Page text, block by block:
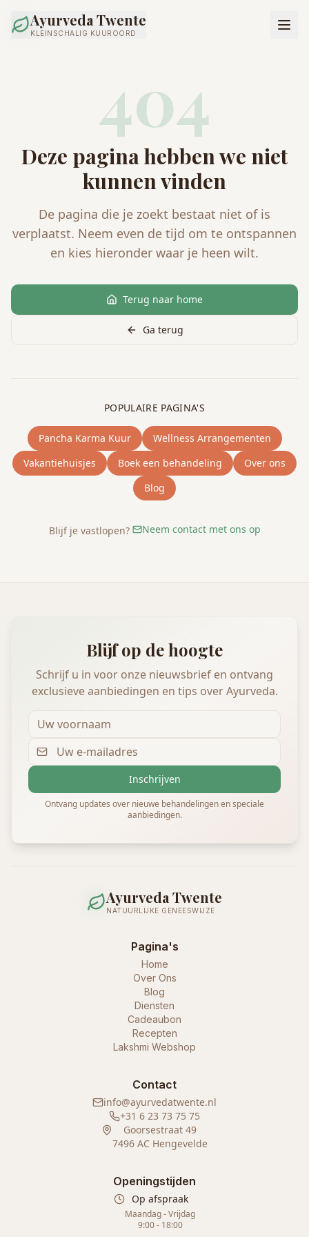
Ayurveda Twente
KLEINSCHALIG KUUROORD
404
Deze pagina hebben we niet
kunnen vinden
De pagina die je zoekt bestaat niet of is
verplaatst. Neem even de tijd om te ontspannen
en kies hieronder waar je heen wilt.
Terug naar home
Ga terug
POPULAIRE PAGINA'S
Pancha Karma Kuur
Wellness Arrangementen
Vakantiehuisjes
Boek een behandeling
Over ons
Blog
Blijf je vastlopen? Neem contact met ons op
Blijf op de hoogte
Schrijf u in voor onze nieuwsbrief en ontvang
exclusieve aanbiedingen en tips over Ayurveda.
Inschrijven
Ontvang updates over nieuwe behandelingen en speciale
aanbiedingen.
Ayurveda Twente
NATUURLIJKE GENEESWIJZE
Pagina's
Home
Over Ons
Blog
Diensten
Cadeaubon
Recepten
Lakshmi Webshop
Contact
info@ayurvedatwente.nl
+31 6 23 73 75 75
Goorsestraat 49
7496 AC Hengevelde
Openingstijden
Op afspraak
Maandag - Vrijdag
9:00 - 18:00